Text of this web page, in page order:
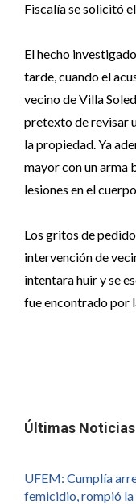
Fiscalía se solicitó
El hecho
tarde, cuando el
vecino de Villa
pretexto de revisar
la propiedad. Ya
mayor con un arma
lesiones en el
Los gritos de
intervención de
intentara huir y se
fue encontrado por
Últimas Noticias
UFEM: Cumplía
femicidio, rompió